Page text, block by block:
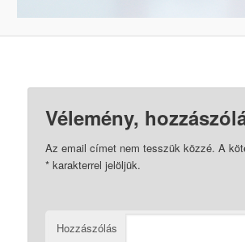
Vélemény,
Az email címet nem tesszük közzé. A
* karakterrel jelöljük.
Hozzászólás